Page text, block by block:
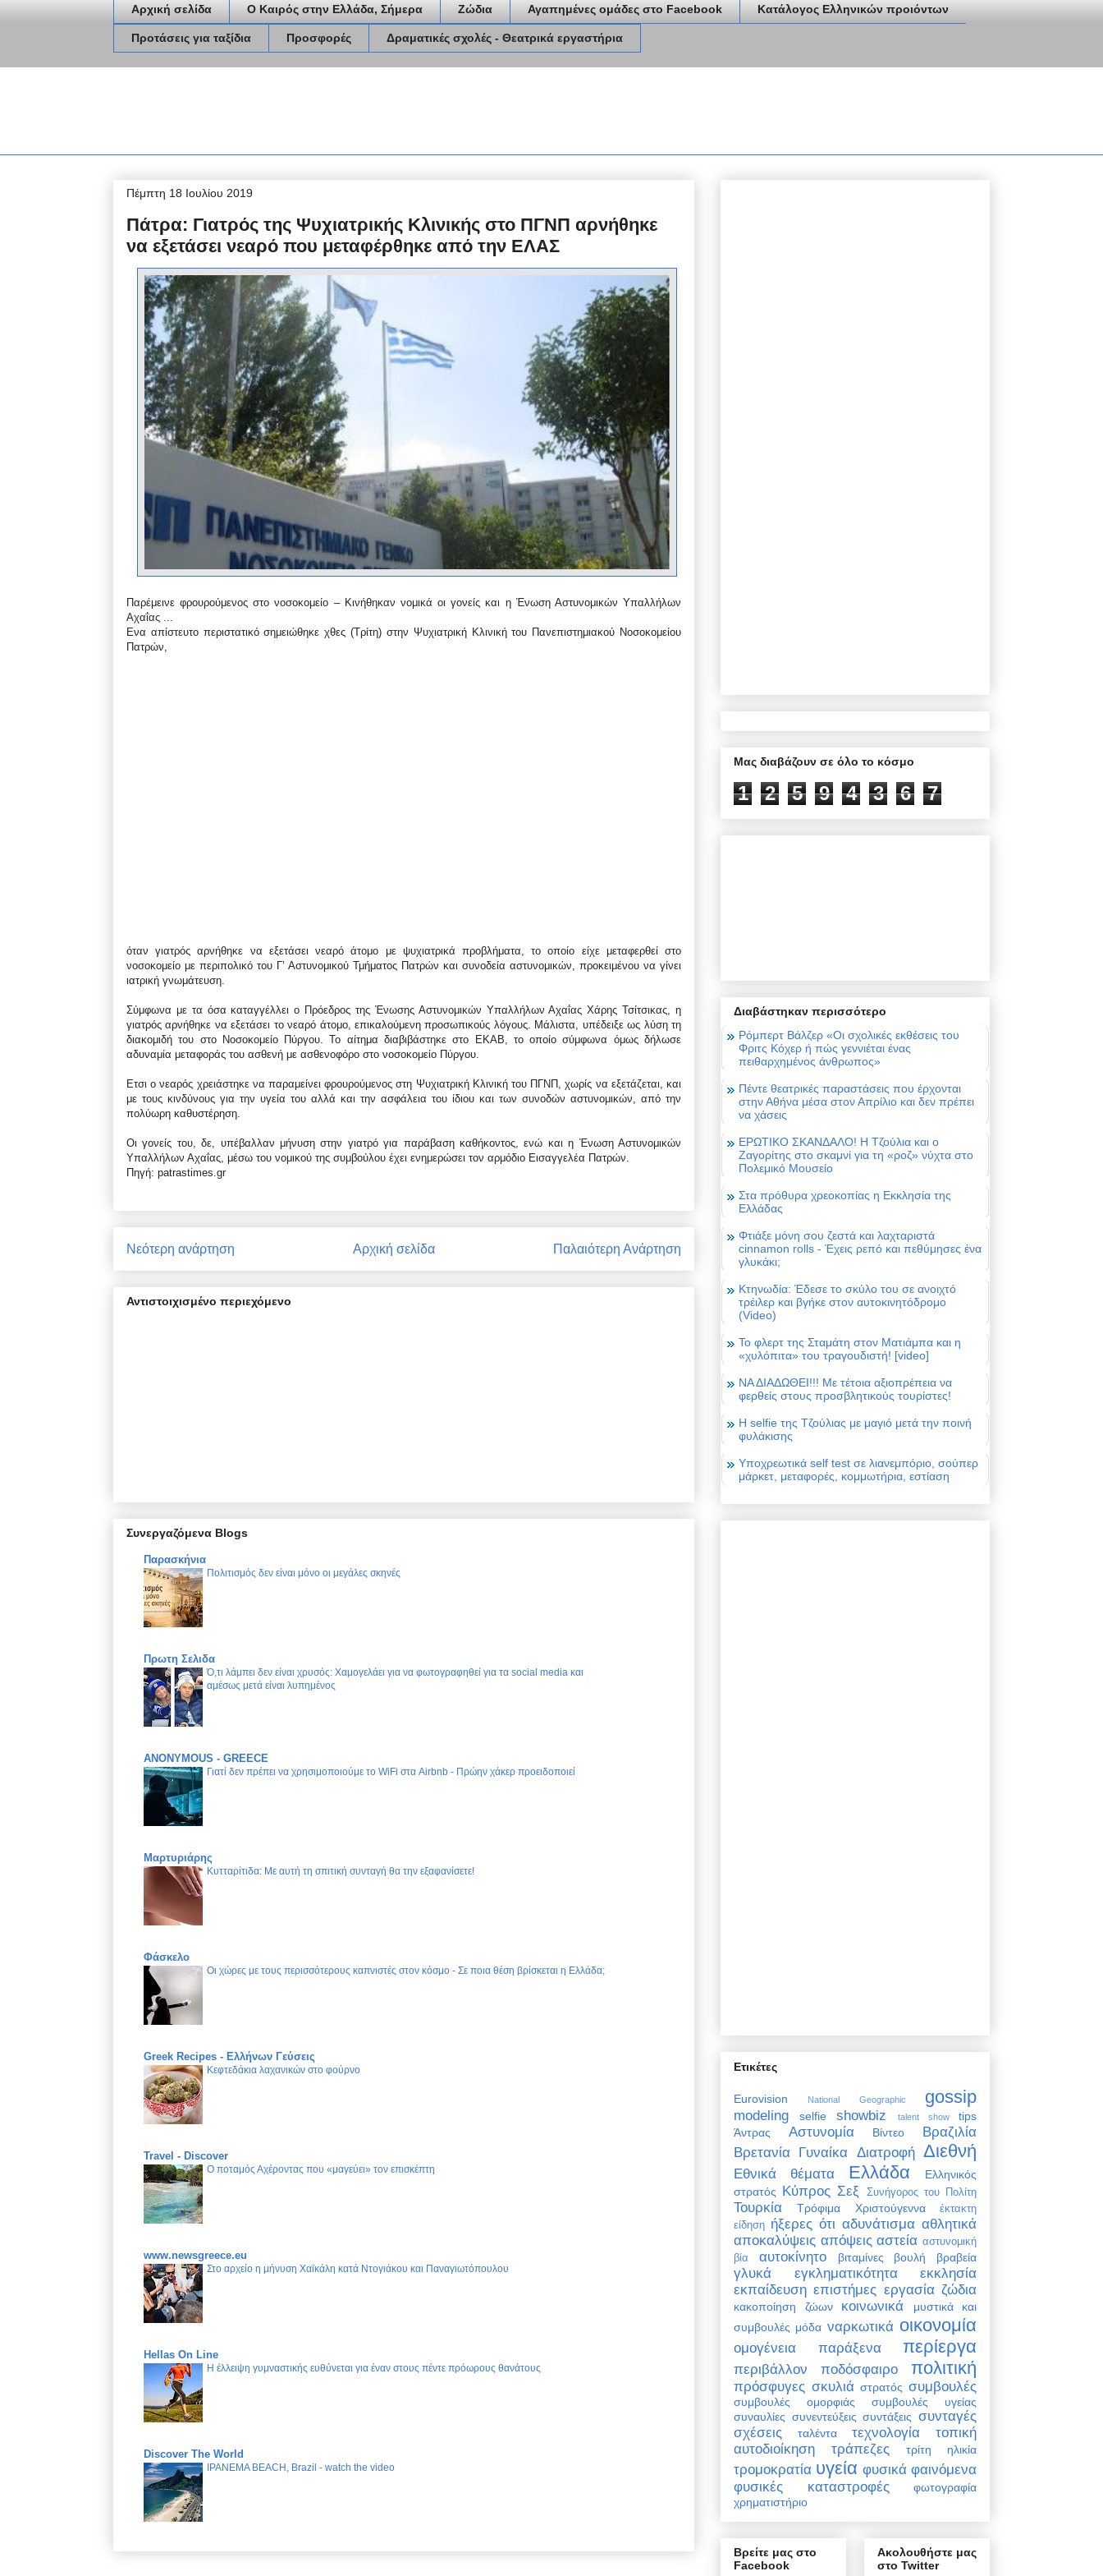
Αρχική σελίδα Ο Καιρός στην Ελλάδα, Σήμερα Ζώδια Αγαπημένες ομάδες στο Facebook Κατάλογος Ελληνικών προιόντων
Προτάσεις για ταξίδια Προσφορές Δραματικές σχολές - Θεατρικά εργαστήρια
Πέμπτη 18 Ιουλίου 2019
Πάτρα: Γιατρός της Ψυχιατρικής Κλινικής στο ΠΓΝΠ αρνήθηκε
να εξετάσει νεαρό που μεταφέρθηκε από την ΕΛΑΣ
Παρέμεινε φρουρούμενος στο νοσοκομείο – Κινήθηκαν νομικά οι γονείς και η Ένωση Αστυνομικών Υπαλλήλων
Αχαΐας ...
Ενα απίστευτο περιστατικό σημειώθηκε χθες (Τρίτη) στην Ψυχιατρική Κλινική του Πανεπιστημιακού Νοσοκομείου
Πατρών,
όταν γιατρός αρνήθηκε να εξετάσει νεαρό άτομο με ψυχιατρικά προβλήματα, το οποίο είχε μεταφερθεί στο
νοσοκομείο με περιπολικό του Γ’ Αστυνομικού Τμήματος Πατρών και συνοδεία αστυνομικών, προκειμένου να γίνει
ιατρική γνωμάτευση.
Σύμφωνα με τα όσα καταγγέλλει ο Πρόεδρος της Ένωσης Αστυνομικών Υπαλλήλων Αχαΐας Χάρης Τσίτσικας, η
γιατρός αρνήθηκε να εξετάσει το νεαρό άτομο, επικαλούμενη προσωπικούς λόγους. Μάλιστα, υπέδειξε ως λύση τη
διακομιδή του στο Νοσοκομείο Πύργου. Το αίτημα διαβιβάστηκε στο ΕΚΑΒ, το οποίο σύμφωνα όμως δήλωσε
αδυναμία μεταφοράς του ασθενή με ασθενοφόρο στο νοσοκομείο Πύργου.
Ετσι ο νεαρός χρειάστηκε να παραμείνει φρουρούμενος στη Ψυχιατρική Κλινική του ΠΓΝΠ, χωρίς να εξετάζεται, και
με τους κινδύνους για την υγεία του αλλά και την ασφάλεια του ίδιου και των συνοδών αστυνομικών, από την
πολύωρη καθυστέρηση.
Οι γονείς του, δε, υπέβαλλαν μήνυση στην γιατρό για παράβαση καθήκοντος, ενώ και η Ένωση Αστυνομικών
Υπαλλήλων Αχαΐας, μέσω του νομικού της συμβούλου έχει ενημερώσει τον αρμόδιο Εισαγγελέα Πατρών.
Πηγή: patrastimes.gr
Νεότερη ανάρτηση Παλαιότερη Ανάρτηση
Αρχική σελίδα
Αντιστοιχισμένο περιεχόμενο
Συνεργαζόμενα Blogs
Παρασκήνια
Πολιτισμός δεν είναι μόνο οι μεγάλες σκηνές
Πρωτη Σελιδα
Ό,τι λάμπει δεν είναι χρυσός: Χαμογελάει για να φωτογραφηθεί για τα social media και
αμέσως μετά είναι λυπημένος
ANONYMOUS - GREECE
Γιατί δεν πρέπει να χρησιμοποιούμε το WiFi στα Airbnb - Πρώην χάκερ προειδοποιεί
Μαρτυριάρης
Κυτταρίτιδα: Με αυτή τη σπιτική συνταγή θα την εξαφανίσετε!
Φάσκελο
Οι χώρες με τους περισσότερους καπνιστές στον κόσμο - Σε ποια θέση βρίσκεται η Ελλάδα;
Greek Recipes - Ελλήνων Γεύσεις
Κεφτεδάκια λαχανικών στο φούρνο
Travel - Discover
Ο ποταμός Αχέροντας που «μαγεύει» τον επισκέπτη
www.newsgreece.eu
Στο αρχείο η μήνυση Χαϊκάλη κατά Ντογιάκου και Παναγιωτόπουλου
Hellas On Line
Η έλλειψη γυμναστικής ευθύνεται για έναν στους πέντε πρόωρους θανάτους
Discover The World
IPANEMA BEACH, Brazil - watch the video
Μας διαβάζουν σε όλο το κόσμο
1 2 5 9 4 3 6 7
Διαβάστηκαν περισσότερο
Ρόμπερτ Βάλζερ «Οι σχολικές εκθέσεις του
Φριτς Κόχερ ή πώς γεννιέται ένας
πειθαρχημένος άνθρωπος»
Πέντε θεατρικές παραστάσεις που έρχονται
στην Αθήνα μέσα στον Απρίλιο και δεν πρέπει
να χάσεις
ΕΡΩΤΙΚΟ ΣΚΑΝΔΑΛΟ! Η Τζούλια και ο
Ζαγορίτης στο σκαμνί για τη «ροζ» νύχτα στο
Πολεμικό Μουσείο
Στα πρόθυρα χρεοκοπίας η Εκκλησία της
Ελλάδας
Φτιάξε μόνη σου ζεστά και λαχταριστά
cinnamon rolls - Έχεις ρεπό και πεθύμησες ένα
γλυκάκι;
Κτηνωδία: Έδεσε το σκύλο του σε ανοιχτό
τρέιλερ και βγήκε στον αυτοκινητόδρομο
(Video)
Το φλερτ της Σταμάτη στον Ματιάμπα και η
«χυλόπιτα» του τραγουδιστή! [video]
ΝΑ ΔΙΑΔΩΘΕΙ!!! Με τέτοια αξιοπρέπεια να
φερθείς στους προσβλητικούς τουρίστες!
Η selfie της Τζούλιας με μαγιό μετά την ποινή
φυλάκισης
Υποχρεωτικά self test σε λιανεμπόριο, σούπερ
μάρκετ, μεταφορές, κομμωτήρια, εστίαση
Ετικέτες
Eurovision National Geographic gossip
modeling selfie showbiz talent show
tips
Άντρας
Αστυνομία Βίντεο
Βραζιλία
Βρετανία Γυναίκα Διατροφή Διεθνή
Εθνικά θέματα Ελλάδα
Ελληνικός
στρατός Κύπρος Σεξ Συνήγορος του Πολίτη
Τουρκία Τρόφιμα Χριστούγεννα
έκτακτη
είδηση ήξερες ότι αδυνάτισμα αθλητικά
αποκαλύψεις απόψεις αστεία αστυνομική
βία
αυτοκίνητο βιταμίνες βουλή βραβεία
γλυκά εγκληματικότητα
εκκλησία
εκπαίδευση επιστήμες εργασία ζώδια
κακοποίηση ζώων κοινωνικά
μυστικά και
συμβουλές μόδα ναρκωτικά οικονομία
ομογένεια παράξενα περίεργα
περιβάλλον ποδόσφαιρο πολιτική
πρόσφυγες σκυλιά στρατός συμβουλές
συμβουλές ομορφιάς
συμβουλές υγείας
συναυλίες συνεντεύξεις συντάξεις συνταγές
σχέσεις
ταλέντα τεχνολογία
τοπική
αυτοδιοίκηση
τράπεζες τρίτη ηλικία
τρομοκρατία υγεία φυσικά φαινόμενα
φυσικές καταστροφές
φωτογραφία
χρηματιστήριο
Βρείτε μας στο
Facebook
Ακολουθήστε μας
στο Twitter